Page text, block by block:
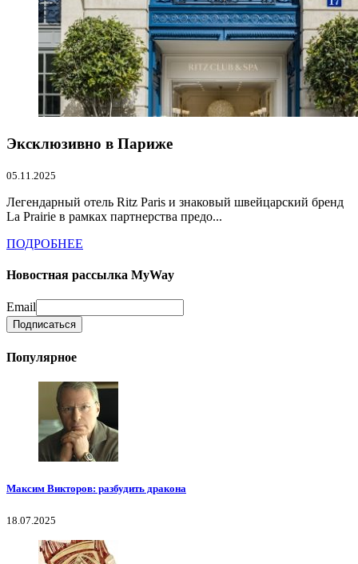
Эксклюзивно в Париже
05.11.2025
Легендарный отель Ritz Paris и знаковый швейцарский бренд
La Prairie в рамках партнерства предо...
ПОДРОБНЕЕ
Новостная рассылка MyWay
Email
Популярное
Максим Викторов: разбудить дракона
18.07.2025